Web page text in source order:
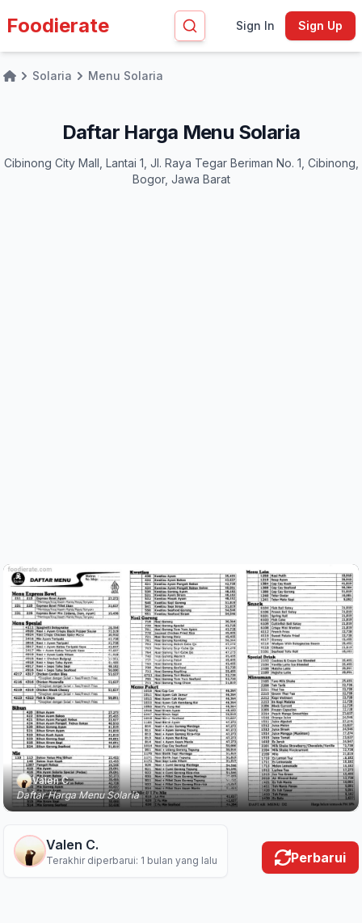
Foodierate Sign In Sign Up
HomeSolaria Menu Solaria
Daftar Harga Menu Solaria
Cibinong City Mall, Lantai 1, Jl. Raya Tegar Beriman No. 1, Cibinong,
Bogor, Jawa Barat
Valen C.
Daftar Harga Menu Solaria
Valen C.
Terakhir diperbarui: 1 bulan yang lalu Perbarui